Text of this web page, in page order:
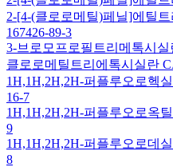
2-[4-(클로로메틸)페닐]에틸
167426-89-3
3-브로모프로필트리메톡시실
클로로메틸트리에톡시실란
1H,1H,2H,2H-퍼플루오로헥
16-7
1H,1H,2H,2H-퍼플루오로옥
9
1H,1H,2H,2H-퍼플루오로데
8